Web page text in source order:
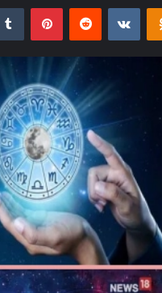
Tumblr PinterestReddit